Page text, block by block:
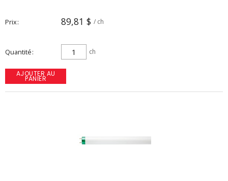
Prix 89,81 $ / ch
Quantité ch
AJOUTER AU
PANIER